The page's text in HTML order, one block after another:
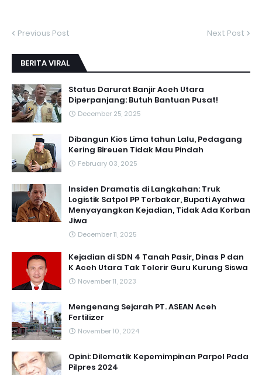
Previous Post Next Post
BERITA VIRAL
Status Darurat Banjir Aceh Utara
Diperpanjang: Butuh Bantuan Pusat!
December 25, 2025
Dibangun Kios Lima tahun Lalu, Pedagang
Kering Bireuen Tidak Mau Pindah
February 03, 2025
Insiden Dramatis di Langkahan: Truk
Logistik Satpol PP Terbakar, Bupati Ayahwa
Menyayangkan Kejadian, Tidak Ada Korban
Jiwa
December 11, 2025
Kejadian di SDN 4 Tanah Pasir, Dinas P dan
K Aceh Utara Tak Tolerir Guru Kurung Siswa
November 11, 2023
Mengenang Sejarah PT. ASEAN Aceh
Fertilizer
November 10, 2024
Opini: Dilematik Kepemimpinan Parpol Pada
Pilpres 2024